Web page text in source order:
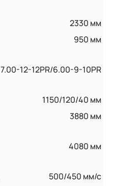
2330 мм
950 мм
7.00-12-12PR/6.00-9-10PR
1150/120/40 мм
3880 мм
4080 мм
500/450 мм/с